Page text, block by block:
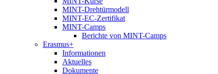
MINT-Drehtürmodell
MINT-EC-Zertifikat
MINT-Camps
Berichte von MINT-Camps
Erasmus+
Informationen
Aktuelles
Dokumente